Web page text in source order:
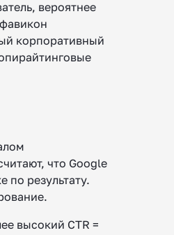
вероятнее
корпоративный
что Google
по результату.
высокий CTR =